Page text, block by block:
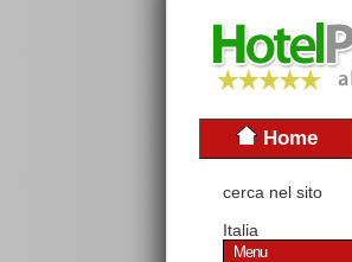
Home
cerca nel sito
Italia
Menu